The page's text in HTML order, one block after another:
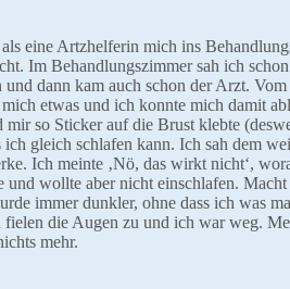
eine Artzhelferin mich ins
Im Behandlungszimmer sah ich
dann kam auch schon der Arzt.
etwas und ich konnte mich damit
mir so Sticker auf die Brust klebte
gleich schlafen kann. Ich sah dem
Ich meinte ‚Nö, das wirkt nicht‘,
wollte aber nicht einschlafen.
immer dunkler, ohne dass ich was
die Augen zu und ich war weg.
mehr.